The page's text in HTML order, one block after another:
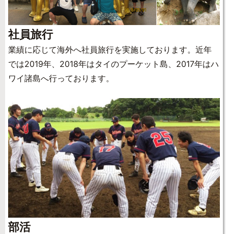
社員旅行
業績に応じて海外へ社員旅行を実施しております。近年
では2019年、2018年はタイのプーケット島、2017年はハ
ワイ諸島へ行っております。
部活